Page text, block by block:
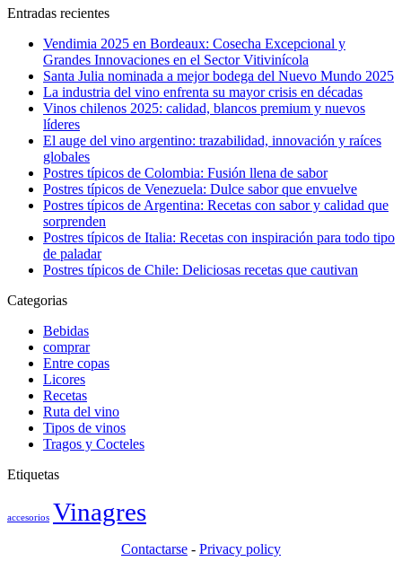
Entradas recientes
Vendimia 2025 en Bordeaux: Cosecha Excepcional y
Grandes Innovaciones en el Sector Vitivinícola
Santa Julia nominada a mejor bodega del Nuevo Mundo 2025
La industria del vino enfrenta su mayor crisis en décadas
Vinos chilenos 2025: calidad, blancos premium y nuevos
líderes
El auge del vino argentino: trazabilidad, innovación y raíces
globales
Postres típicos de Colombia: Fusión llena de sabor
Postres típicos de Venezuela: Dulce sabor que envuelve
Postres típicos de Argentina: Recetas con sabor y calidad que
sorprenden
Postres típicos de Italia: Recetas con inspiración para todo tipo
de paladar
Postres típicos de Chile: Deliciosas recetas que cautivan
Categorias
Bebidas
comprar
Entre copas
Licores
Recetas
Ruta del vino
Tipos de vinos
Tragos y Cocteles
Etiquetas
accesorios Vinagres
Contactarse - Privacy policy